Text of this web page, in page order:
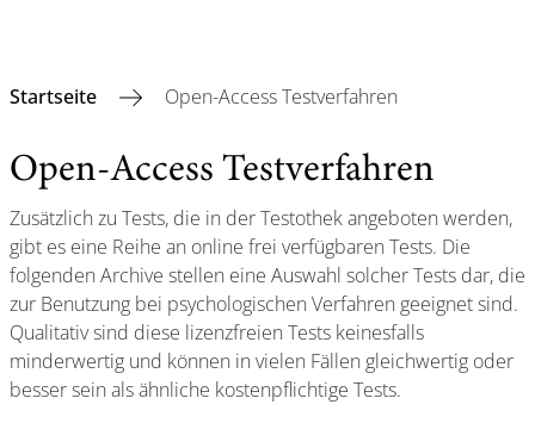
Startseite Open-Access Testverfahren
Open-Access Testverfahren
Zusätzlich zu Tests, die in der Testothek angeboten werden,
gibt es eine Reihe an online frei verfügbaren Tests. Die
folgenden Archive stellen eine Auswahl solcher Tests dar, die
zur Benutzung bei psychologischen Verfahren geeignet sind.
Qualitativ sind diese lizenzfreien Tests keinesfalls
minderwertig und können in vielen Fällen gleichwertig oder
besser sein als ähnliche kostenpflichtige Tests.